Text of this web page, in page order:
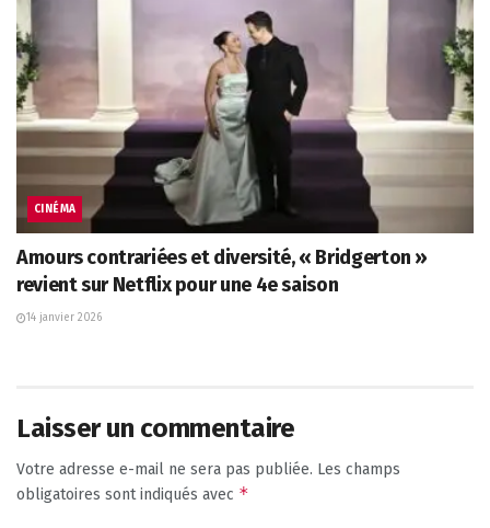
CINÉMA
Amours contrariées et diversité, « Bridgerton »
revient sur Netflix pour une 4e saison
14 janvier 2026
Laisser un commentaire
Votre adresse e-mail ne sera pas publiée. Les champs
obligatoires sont indiqués avec *